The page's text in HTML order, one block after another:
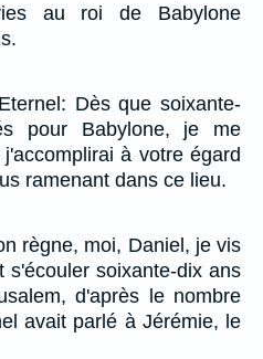
au roi de Babylone
Dès que soixante-
pour Babylone, je me
à votre égard
ramenant dans ce lieu.
règne, moi, Daniel, je vis
s'écouler soixante-dix ans
d'après le nombre
avait parlé à Jérémie, le